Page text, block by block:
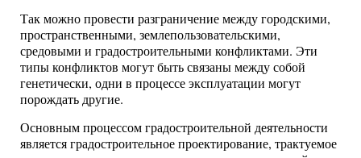
Так можно провести разграничение между городскими,
пространственными, землепользовательскими,
средовыми и градостроительными конфликтами. Эти
типы конфликтов могут быть связаны между собой
генетически, одни в процессе эксплуатации могут
порождать другие.
Основным процессом градостроительной деятельности
является градостроительное проектирование, трактуемое